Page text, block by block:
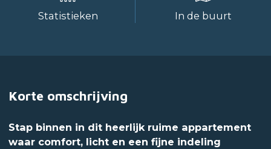
Statistieken In de buurt
Korte omschrijving
Stap binnen in dit heerlijk ruime appartement
waar comfort, licht en een fijne indeling